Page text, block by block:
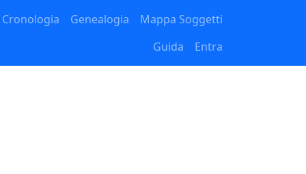
Cronologia Genealogia
Mappa Soggetti
Guida
Entra